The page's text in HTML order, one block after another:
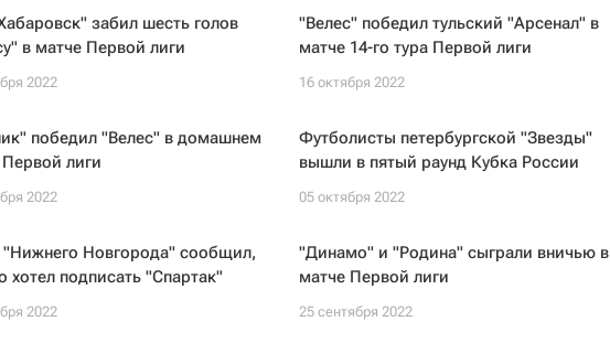
забил шесть голов
в матче Первой лиги
2022
"Велес" победил тульский "Арсенал" в
матче 14-го тура Первой лиги
16 октября 2022
победил "Велес" в домашнем
лиги
2022
Футболисты петербургской "Звезды"
вышли в пятый раунд Кубка России
05 октября 2022
"Нижнего Новгорода" сообщил,
хотел подписать "Спартак"
2022
"Динамо" и "Родина" сыграли вничью в
матче Первой лиги
25 сентября 2022